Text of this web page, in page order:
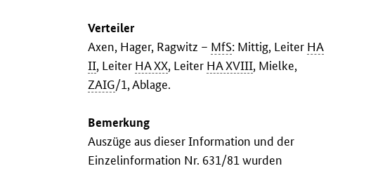
Verteiler
Axen, Hager, Ragwitz – MfS: Mittig, Leiter HA
II, Leiter HA XX, Leiter HA XVIII, Mielke,
ZAIG/1, Ablage.
Bemerkung
Auszüge aus dieser Information und der
Einzelinformation Nr. 631/81 wurden